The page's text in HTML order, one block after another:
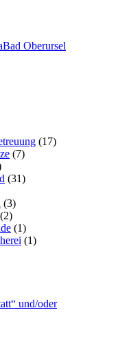
Oberursel
(17)
(7)
(31)
(3)
(2)
(1)
(1)
und/oder